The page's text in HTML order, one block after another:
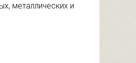
металлических и